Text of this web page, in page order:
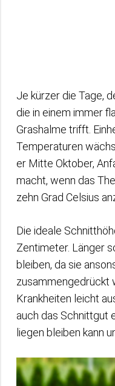
Je kürzer die Tage,
die in einem immer
Grashalme trifft.
Temperaturen
er Mitte Oktober,
macht, wenn das
zehn Grad Celsius
Die ideale
Zentimeter. Länger
bleiben, da sie
zusammengedrückt
Krankheiten leicht
auch das Schnittgut
liegen bleiben kann